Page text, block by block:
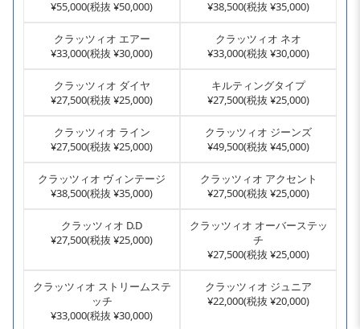
¥55,000(税抜 ¥50,000)
¥38,500(税抜 ¥35,000)
クラッツィオ エアー
¥33,000(税抜 ¥30,000)
クラッツィオ ネオ
¥33,000(税抜 ¥30,000)
クラッツィオ ダイヤ
¥27,500(税抜 ¥25,000)
キルティングタイプ
¥27,500(税抜 ¥25,000)
クラッツィオ ライン
¥27,500(税抜 ¥25,000)
クラッツィオ ジーンズ
¥49,500(税抜 ¥45,000)
クラッツィオ ヴィンテージ
¥38,500(税抜 ¥35,000)
クラッツィオ アクセント
¥27,500(税抜 ¥25,000)
クラッツィオ D.D
¥27,500(税抜 ¥25,000)
クラッツィオ オーバーステッ
チ
¥27,500(税抜 ¥25,000)
クラッツィオ ストリームステ
ッチ
¥33,000(税抜 ¥30,000)
クラッツィオ ジュニア
¥22,000(税抜 ¥20,000)